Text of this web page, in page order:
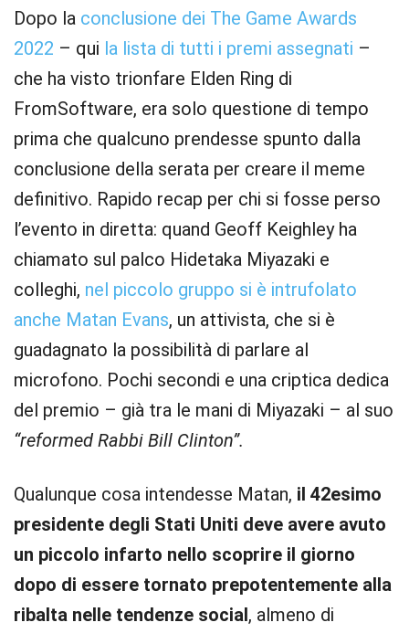
Dopo la conclusione dei The Game Awards
2022 – qui la lista di tutti i premi assegnati –
che ha visto trionfare Elden Ring di
FromSoftware, era solo questione di tempo
prima che qualcuno prendesse spunto dalla
conclusione della serata per creare il meme
definitivo. Rapido recap per chi si fosse perso
l’evento in diretta: quand Geoff Keighley ha
chiamato sul palco Hidetaka Miyazaki e
colleghi, nel piccolo gruppo si è intrufolato
anche Matan Evans, un attivista, che si è
guadagnato la possibilità di parlare al
microfono. Pochi secondi e una criptica dedica
del premio – già tra le mani di Miyazaki – al suo
“reformed Rabbi Bill Clinton”.
Qualunque cosa intendesse Matan, il 42esimo
presidente degli Stati Uniti deve avere avuto
un piccolo infarto nello scoprire il giorno
dopo di essere tornato prepotentemente alla
ribalta nelle tendenze social, almeno di